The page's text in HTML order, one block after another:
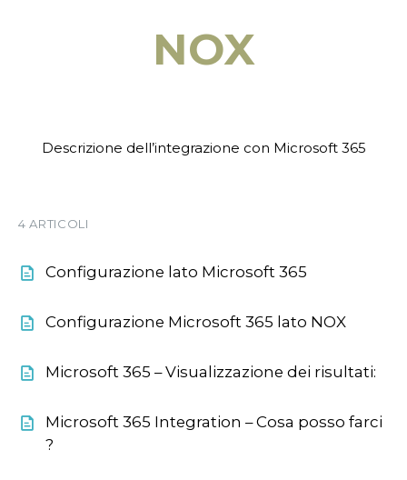
NOX
Descrizione dell’integrazione con Microsoft 365
4 ARTICOLI
Configurazione lato Microsoft 365
Configurazione Microsoft 365 lato NOX
Microsoft 365 – Visualizzazione dei risultati:
Microsoft 365 Integration – Cosa posso farci
?